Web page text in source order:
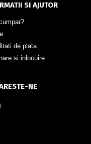
SI AJUTOR
de plata
si inlocuire
NE